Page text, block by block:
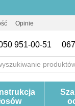
Opinie
951-00-51